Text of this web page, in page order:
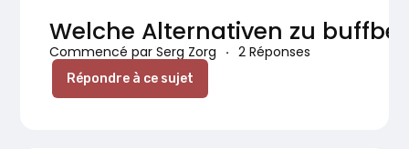
Welche Alternativen zu
Commencé par Serg Zorg · 2 Réponses
Répondre à ce sujet